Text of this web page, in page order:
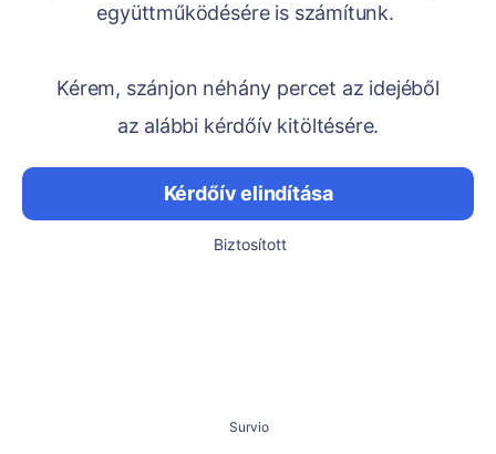
együttműködésére is számítunk.
Kérem, szánjon néhány percet az idejéből
az alábbi kérdőív kitöltésére.
Kérdőív elindítása
Biztosított
Survio